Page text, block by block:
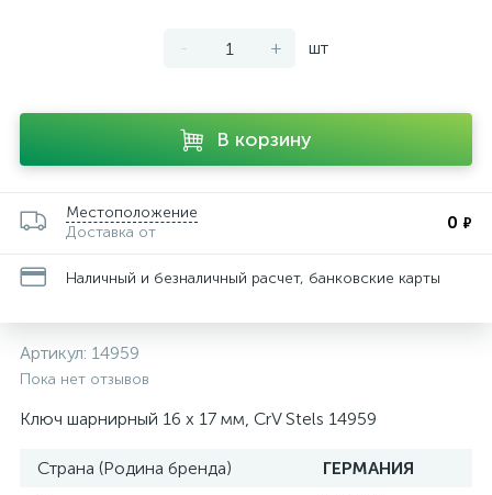
- + шт
В корзину
Местоположение
Доставка от
0 ₽
Наличный и безналичный расчет, банковские карты
Артикул: 14959
Пока нет отзывов
Ключ шарнирный 16 х 17 мм, CrV Stels 14959
Страна (Родина бренда)
ГЕРМАНИЯ